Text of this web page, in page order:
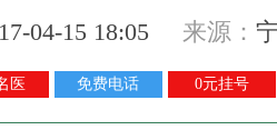
04-15 18:05 来源：
医 免费电话 0元挂号